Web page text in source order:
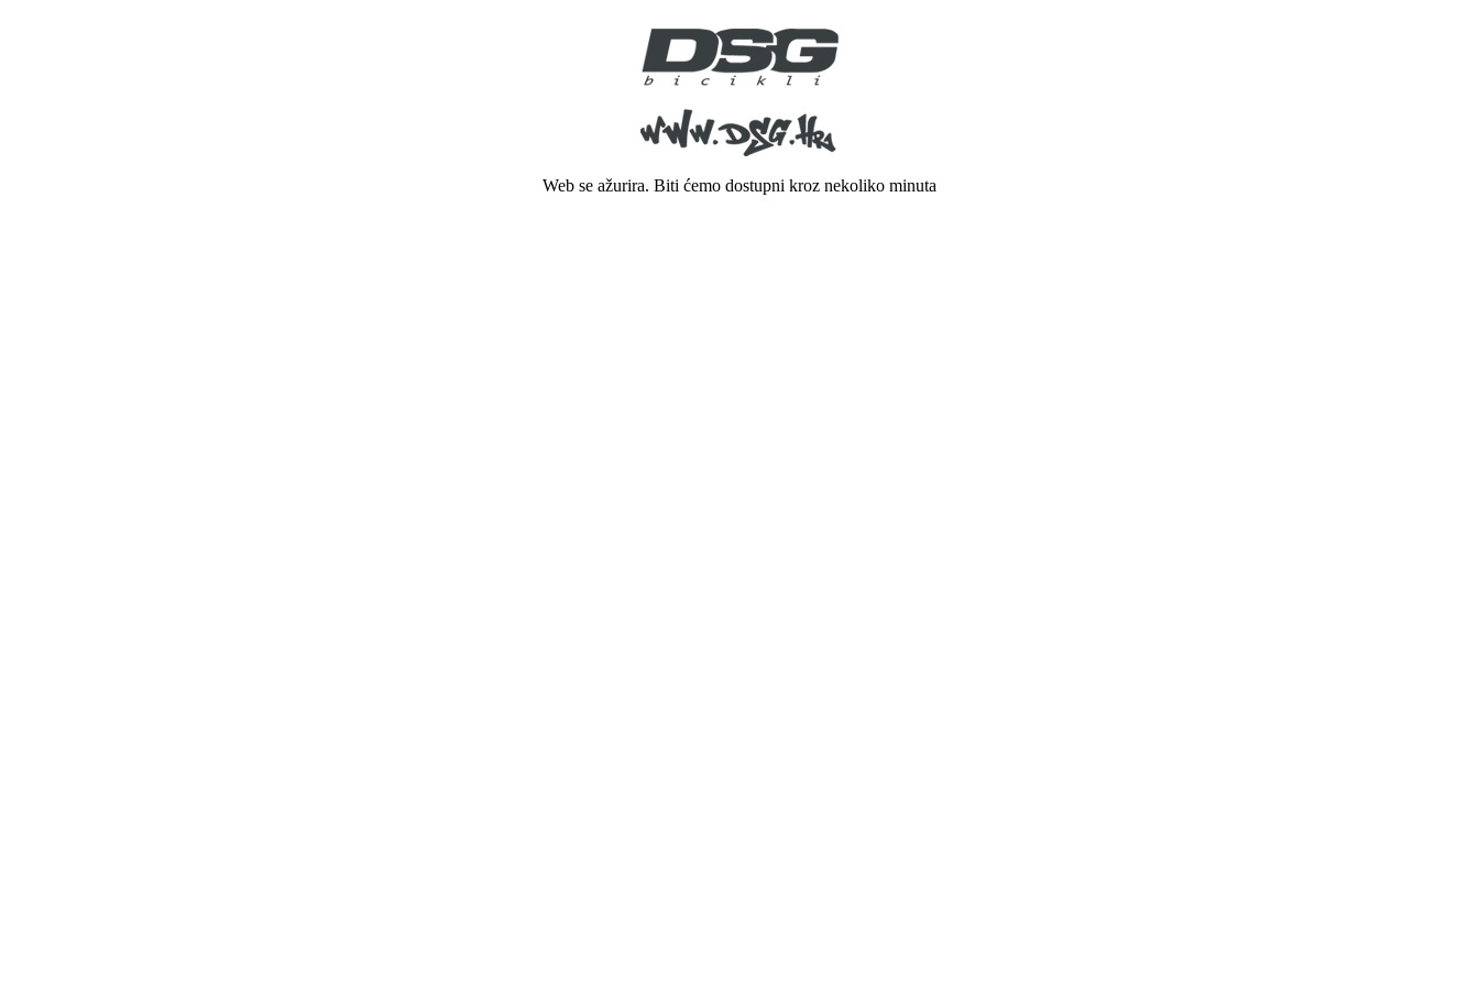
Web se ažurira. Biti ćemo dostupni kroz nekoliko minuta